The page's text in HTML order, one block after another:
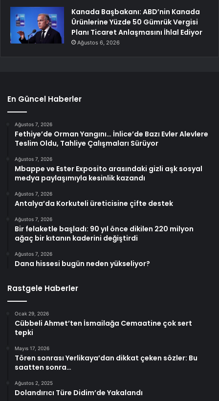
Kanada Başbakanı: ABD’nin Kanada
Ürünlerine Yüzde 50 Gümrük Vergisi
Planı Ticaret Anlaşmasını İhlal Ediyor
Ağustos 6, 2026
En Güncel Haberler
Ağustos 7, 2026
Fethiye’de Orman Yangını… İnlice’de Bazı Evler Alevlere
Teslim Oldu, Tahliye Çalışmaları Sürüyor
Ağustos 7, 2026
Mbappe ve Ester Exposito arasındaki gizli aşk sosyal
medya paylaşımıyla kesinlik kazandı
Ağustos 7, 2026
Antalya’da Korkuteli üreticisine çifte destek
Ağustos 7, 2026
Bir felaketle başladı: 90 yıl önce dikilen 220 milyon
ağaç bir kıtanın kaderini değiştirdi
Ağustos 7, 2026
Dana hissesi bugün neden yükseliyor?
Rastgele Haberler
Ocak 29, 2026
Cübbeli Ahmet’ten İsmailağa Cemaatine çok sert
tepki
Mayıs 17, 2026
Tören sonrası Yerlikaya’dan dikkat çeken sözler: Bu
saatten sonra…
Ağustos 2, 2025
Dolandırıcı Türe Didim’de Yakalandı